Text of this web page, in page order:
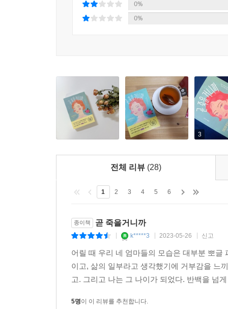
거실 창문으로 첩이 홀로 걸어가는 모습이 보였다.
나는 선 채로 호두 센베이를 와작와작 먹으며 그
0%
0%
3
전체 리뷰 (28)
1 2 3 4 5 6
종이책 곧 죽을거니까
k*****3 2023-05-26 신고
어릴 때 우리 네 엄마들의 모습은 대부분 뽀
이고, 삶의 일부라고 생각했기에 거부감을 느
고. 그리고 나는 그 나이가 되었다. 반백을 넘
5명이 이 리뷰를 추천합니다.